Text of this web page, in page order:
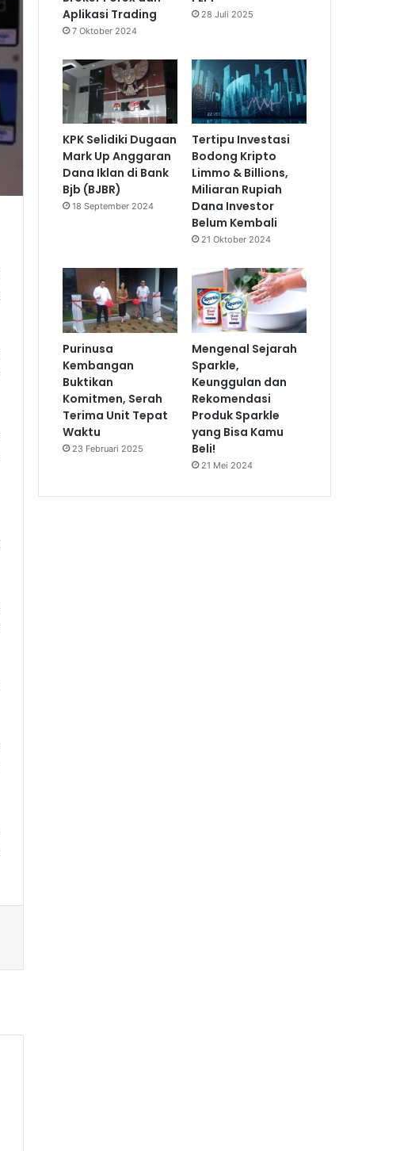
Aplikasi Trading
7 Oktober 2024
28 Juli 2025
KPK Selidiki Dugaan
Mark Up Anggaran
Dana Iklan di Bank
Bjb (BJBR)
18 September 2024
Tertipu Investasi
Bodong Kripto
Limmo & Billions,
Miliaran Rupiah
Dana Investor
Belum Kembali
21 Oktober 2024
Purinusa
Kembangan
Buktikan
Komitmen, Serah
Terima Unit Tepat
Waktu
23 Februari 2025
Mengenal Sejarah
Sparkle,
Keunggulan dan
Rekomendasi
Produk Sparkle
yang Bisa Kamu
Beli!
21 Mei 2024